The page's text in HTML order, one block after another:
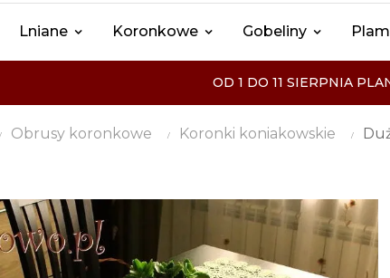
Lniane Koronkowe Gobeliny
OD 1 DO 11 SIERPNIA
Obrusy koronkowe Koronki koniakowskie